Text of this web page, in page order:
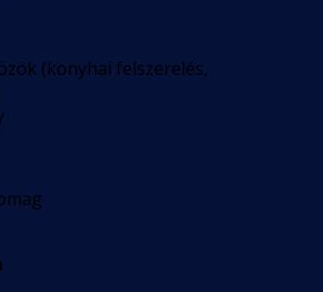
(konyhai felszerelés,